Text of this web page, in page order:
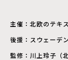
主催：北欧のテキ
後援：スウェーデ
監修：川上玲子（